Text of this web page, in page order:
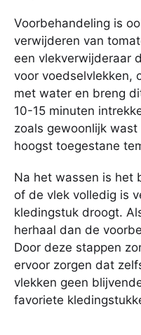
Voorbehandeling is
verwijderen van
een vlekverwijderaar
voor voedselvlekken,
met water en breng
10-15 minuten
zoals gewoonlijk
hoogst toegestane
Na het wassen is het
of de vlek volledig is
kledingstuk droogt.
herhaal dan de
Door deze stappen
ervoor zorgen dat
vlekken geen
favoriete